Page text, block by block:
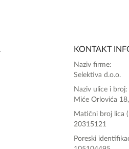
KONTAKT
Naziv firme:
Selektiva d.o.o.
Naziv ulice i broj:
Miće Orlovića
Matični broj lica
20315121
Poreski
Zdravo, tu sam da Vam
poručite svoj omiljeni parfem